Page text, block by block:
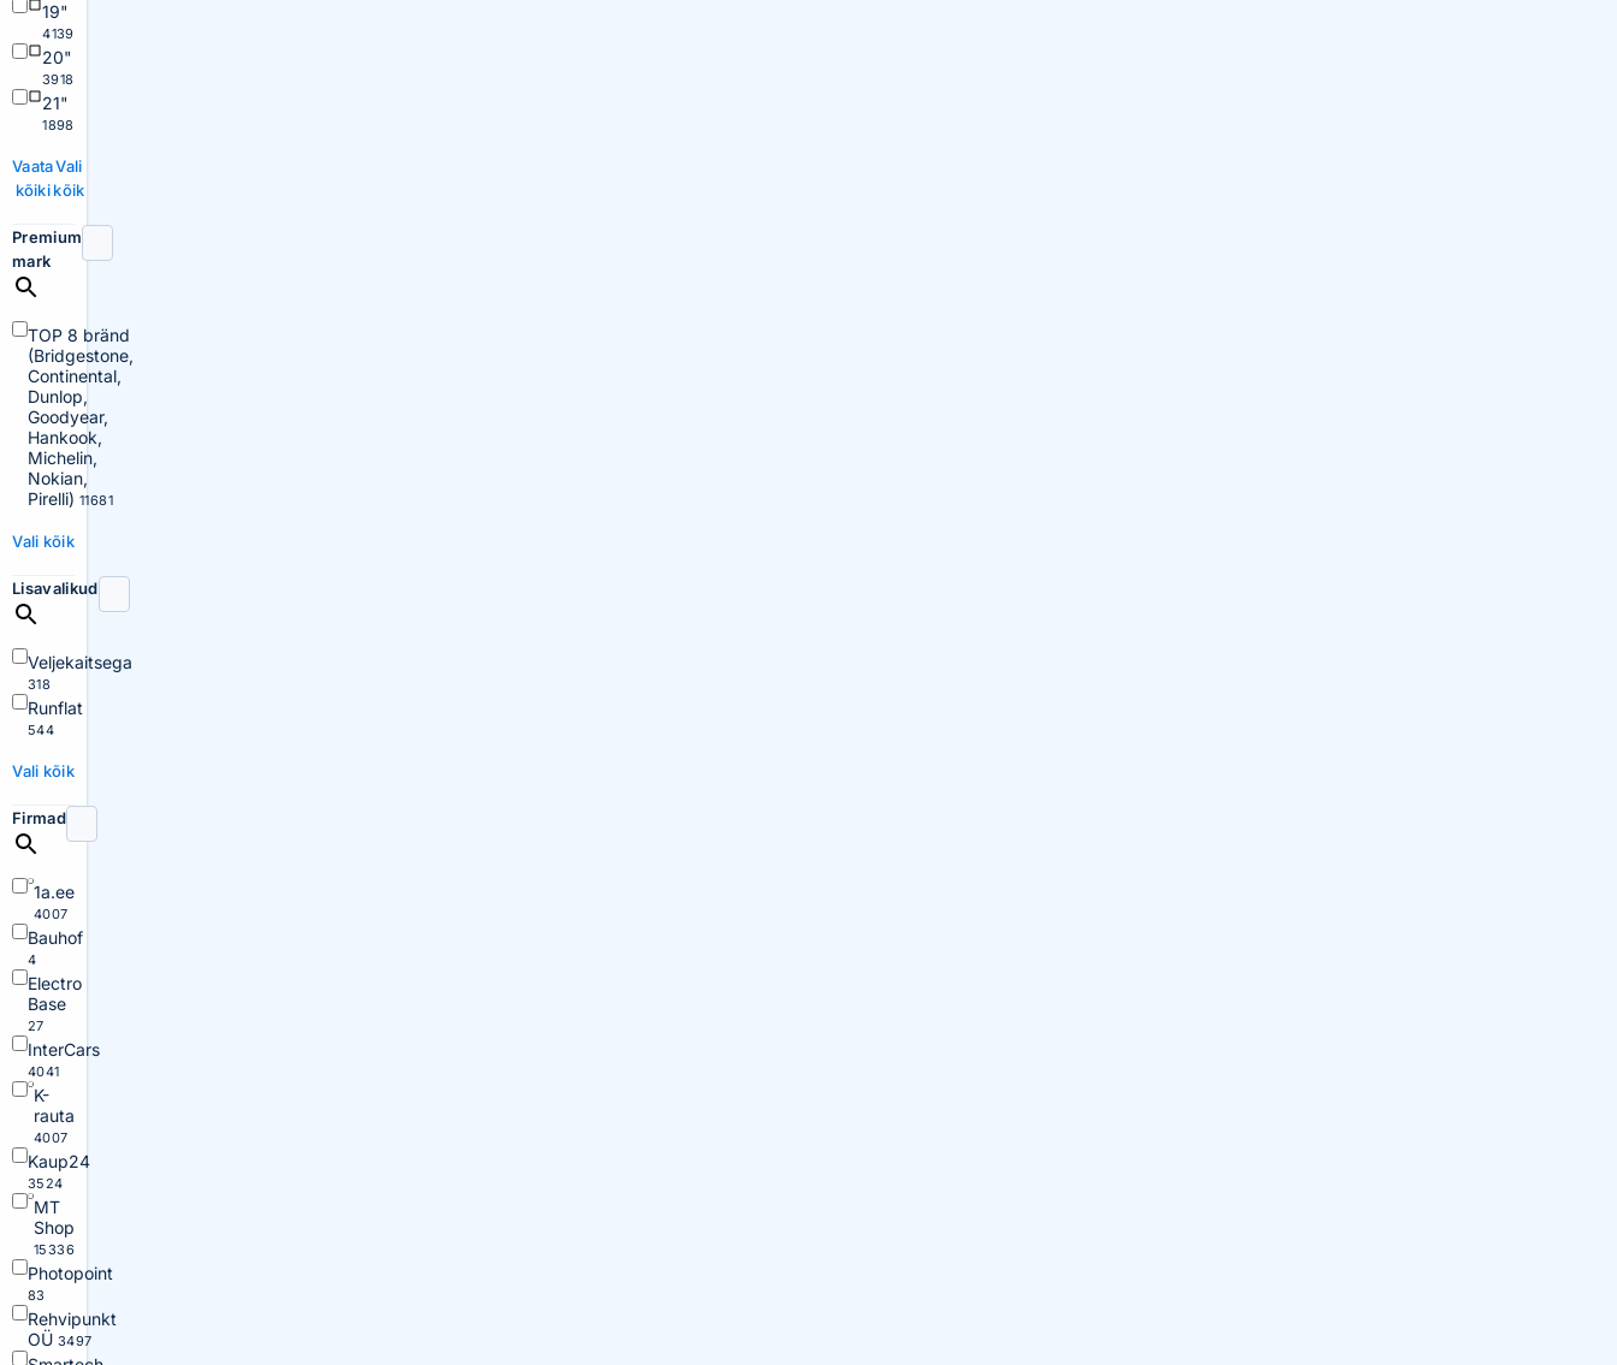
19"
4139
20"
3918
21"
1898
Vaata
kõiki
Vali
kõik
Premium
mark
TOP 8 bränd
(Bridgestone,
Continental,
Dunlop,
Goodyear,
Hankook,
Michelin,
Nokian,
Pirelli) 11681
Vali kõik
Lisavalikud
Veljekaitsega
318
Runflat
544
Vali kõik
Firmad
1a.ee
4007
Bauhof
4
Electro
Base
27
InterCars
4041
K-
rauta
4007
Kaup24
3524
MT
Shop
15336
Photopoint
83
Rehvipunkt
OÜ 3497